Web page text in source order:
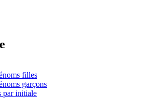
filles
garçons
par initiale